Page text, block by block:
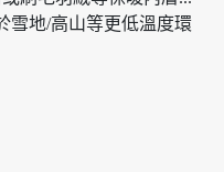
雪地/高山等更低溫度環